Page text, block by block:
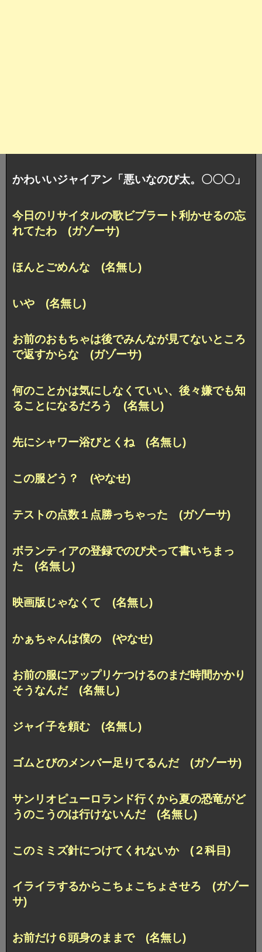
かわいいジャイアン「悪いなのび太。〇〇〇」
今日のリサイタルの歌ビブラート利かせるの忘
れてたわ (ガゾーサ)
ほんとごめんな (名無し)
いや (名無し)
お前のおもちゃは後でみんなが見てないところ
で返すからな (ガゾーサ)
何のことかは気にしなくていい、後々嫌でも知
ることになるだろう (名無し)
先にシャワー浴びとくね (名無し)
この服どう？ (やなせ)
テストの点数１点勝っちゃった (ガゾーサ)
ボランティアの登録でのび犬って書いちまっ
た (名無し)
映画版じゃなくて (名無し)
かぁちゃんは僕の (やなせ)
お前の服にアップリケつけるのまだ時間かかり
そうなんだ (名無し)
ジャイ子を頼む (名無し)
ゴムとびのメンバー足りてるんだ (ガゾーサ)
サンリオピューロランド行くから夏の恐竜がど
うのこうのは行けないんだ (名無し)
このミミズ針につけてくれないか (２科目)
イライラするからこちょこちょさせろ (ガゾー
サ)
お前だけ６頭身のままで (名無し)